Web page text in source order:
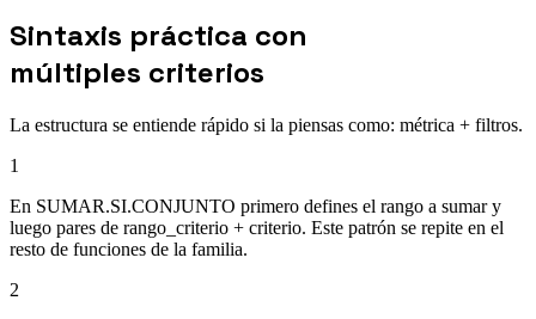
Sintaxis práctica con
múltiples criterios
La estructura se entiende rápido si la piensas como: métrica + filtros.
1
En SUMAR.SI.CONJUNTO primero defines el rango a sumar y
luego pares de rango_criterio + criterio. Este patrón se repite en el
resto de funciones de la familia.
2